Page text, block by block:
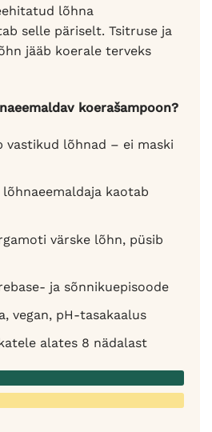
lõhna
selle päriselt. Tsitruse ja
jääb koerale terveks
koerašampoon?
vastikud lõhnad – ei maski
kaotab
värske lõhn, püsib
ja sõnnikuepisoode
vegan, pH-tasakaalus
alates 8 nädalast